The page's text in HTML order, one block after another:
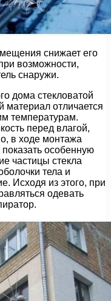
снижает его
возможности,
снаружи.
дома стекловатой
отличается
температурам.
перед влагой,
в ходе монтажа
особенную
частицы стекла
тела и
Исходя из этого, при
одевать